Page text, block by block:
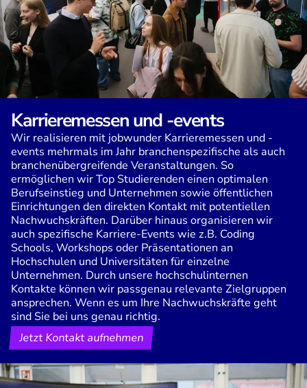
Karrieremessen und -events
Wir realisieren mit jobwunder Karrieremessen und -
events mehrmals im Jahr branchenspezifische als auch
branchenübergreifende Veranstaltungen. So
ermöglichen wir Top Studierenden einen optimalen
Berufseinstieg und Unternehmen sowie öffentlichen
Einrichtungen den direkten Kontakt mit potentiellen
Nachwuchskräften. Darüber hinaus organisieren wir
auch spezifische Karriere-Events wie z.B. Coding
Schools, Workshops oder Präsentationen an
Hochschulen und Universitäten für einzelne
Unternehmen. Durch unsere hochschulinternen
Kontakte können wir passgenau relevante Zielgruppen
ansprechen. Wenn es um Ihre Nachwuchskräfte geht
sind Sie bei uns genau richtig.
Jetzt Kontakt aufnehmen